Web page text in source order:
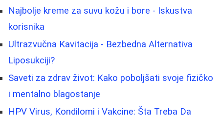
Najbolje kreme za suvu kožu i bore - Iskustva
korisnika
Ultrazvučna Kavitacija - Bezbedna Alternativa
Liposukciji?
Saveti za zdrav život: Kako poboljšati svoje fizičko
i mentalno blagostanje
HPV Virus, Kondilomi i Vakcine: Šta Treba Da